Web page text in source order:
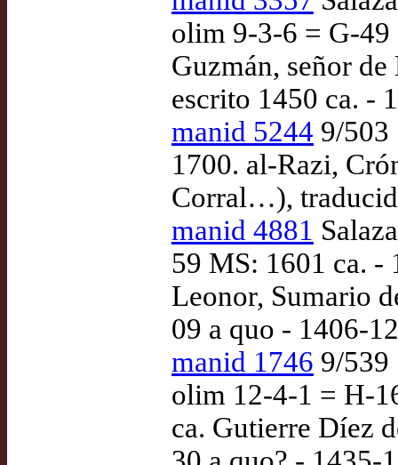
olim 9-3-6 = G-49
Guzmán, señor de
escrito 1450 ca. -
manid 5244 9/503
1700. al-Razi,
Corral…),
manid 4881
59 MS: 1601 ca. -
Leonor, Sumario
09 a quo - 1406-
manid 1746 9/539
olim 12-4-1 = H-
ca. Gutierre Díez